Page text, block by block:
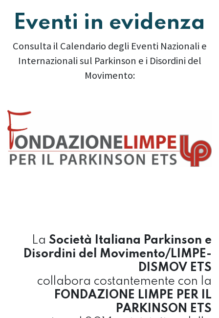
Eventi in evidenza
Consulta il Calendario degli Eventi Nazionali e
Internazionali sul Parkinson e i Disordini del
Movimento:
La Società Italiana Parkinson e
Disordini del Movimento/LIMPE-
DISMOV ETS
collabora costantemente con la
FONDAZIONE LIMPE PER IL
PARKINSON ETS